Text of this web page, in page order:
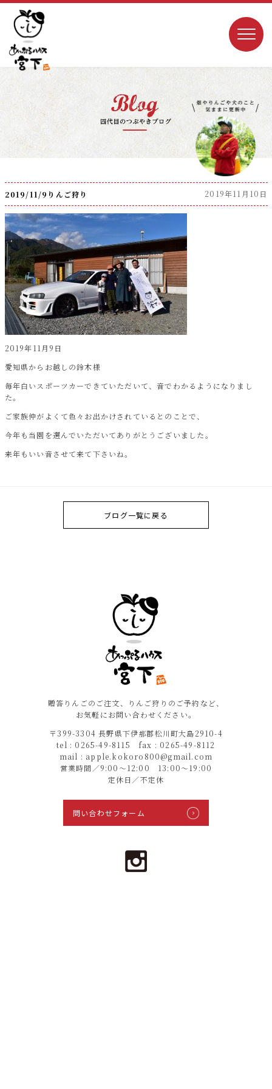
2019/11/9りんご狩り 2019年11月10日
2019年11月9日
愛知県からお越しの鈴木様
毎年白いスポーツカーできていただいて、音でわかるようになりまし
た。
ご家族仲がよくて色々お出かけされているとのことで、
今年も当園を選んでいただいてありがとうございました。
来年もいい音させて来て下さいね。
ブログ一覧に戻る
贈答りんごのご注文、りんご狩りのご予約など、
お気軽にお問い合わせください。
〒399-3304 長野県下伊那郡松川町大島2910-4
tel : 0265-49-8115 fax : 0265-49-8112
mail : apple.kokoro800@gmail.com
営業時間／9:00〜12:00 13:00〜19:00
定休日／不定休
問い合わせフォーム